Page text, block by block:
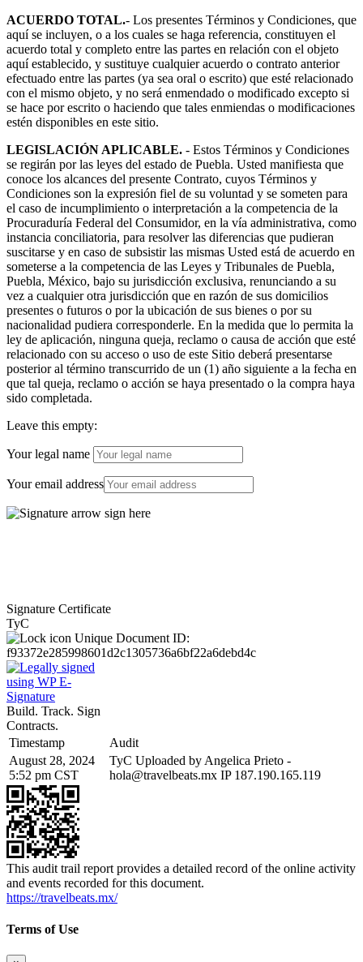
ACUERDO TOTAL.- Los presentes Términos y Condiciones, que
aquí se incluyen, o a los cuales se haga referencia, constituyen el
acuerdo total y completo entre las partes en relación con el objeto
aquí establecido, y sustituye cualquier acuerdo o contrato anterior
efectuado entre las partes (ya sea oral o escrito) que esté relacionado
con el mismo objeto, y no será enmendado o modificado excepto si
se hace por escrito o haciendo que tales enmiendas o modificaciones
estén disponibles en este sitio.
LEGISLACIÓN APLICABLE. - Estos Términos y Condiciones
se regirán por las leyes del estado de Puebla. Usted manifiesta que
conoce los alcances del presente Contrato, cuyos Términos y
Condiciones son la expresión fiel de su voluntad y se someten para
el caso de incumplimiento o interpretación a la competencia de la
Procuraduría Federal del Consumidor, en la vía administrativa, como
instancia conciliatoria, para resolver las diferencias que pudieran
suscitarse y en caso de subsistir las mismas Usted está de acuerdo en
someterse a la competencia de las Leyes y Tribunales de Puebla,
Puebla, México, bajo su jurisdicción exclusiva, renunciando a su
vez a cualquier otra jurisdicción que en razón de sus domicilios
presentes o futuros o por la ubicación de sus bienes o por su
nacionalidad pudiera corresponderle. En la medida que lo permita la
ley de aplicación, ninguna queja, reclamo o causa de acción que esté
relacionado con su acceso o uso de este Sitio deberá presentarse
posterior al término transcurrido de un (1) año siguiente a la fecha en
que tal queja, reclamo o acción se haya presentado o la compra haya
sido completada.
Leave this empty:
Your legal name
Your email address
Signature Certificate
TyC
Unique Document ID:
f93372e285998601d2c1305736a6bf22a6debd4c
Build. Track. Sign
Contracts.
Timestamp
Audit
August 28, 2024
5:52 pm CST
TyC Uploaded by Angelica Prieto -
hola@travelbeats.mx IP 187.190.165.119
This audit trail report provides a detailed record of the online activity
and events recorded for this document.
https://travelbeats.mx/
Terms of Use